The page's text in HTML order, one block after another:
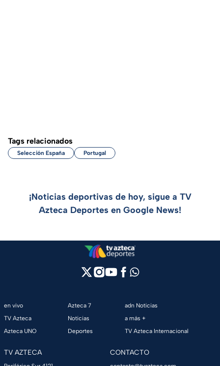
Tags relacionados
Selección España Portugal
¡Noticias deportivas de hoy, sigue a TV
Azteca Deportes en Google News!
en vivo
TV Azteca
Azteca UNO
Azteca 7
Noticias
Deportes
adn Noticias
a más +
TV Azteca Internacional
TV AZTECA CONTACTO